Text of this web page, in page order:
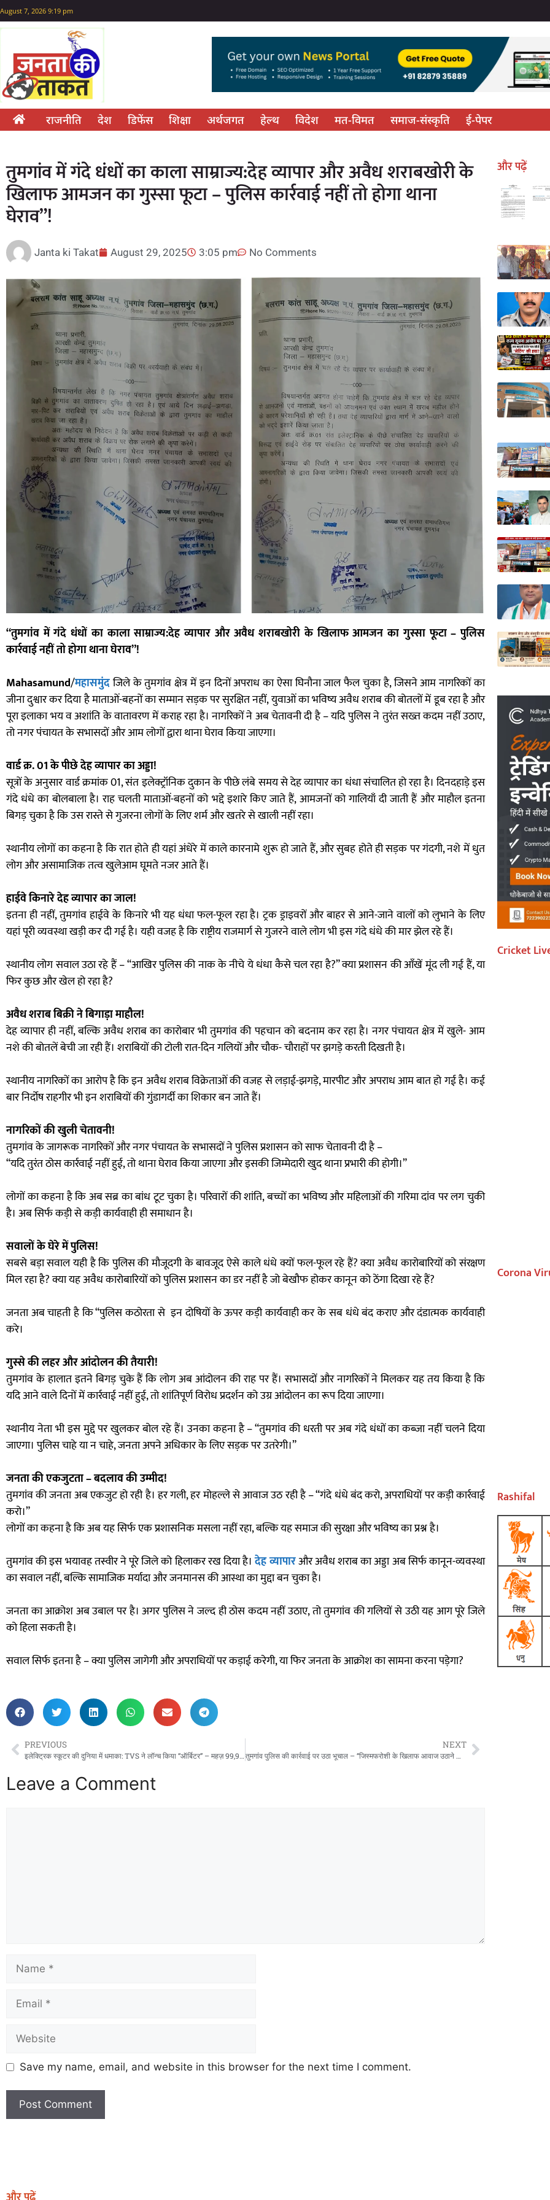
August 7, 2026 9:19 pm
राजनीति देश डिफेंस शिक्षा अर्थजगत हेल्थ विदेश मत-विमत समाज-संस्कृति ई-पेपर
तुमगांव में गंदे धंधों का काला साम्राज्य:देह व्यापार और अवैध शराबखोरी के
खिलाफ आमजन का गुस्सा फूटा – पुलिस कार्रवाई नहीं तो होगा थाना
घेराव”!
Janta ki Takat August 29, 2025 3:05 pm No Comments
“तुमगांव में गंदे धंधों का काला साम्राज्य:देह व्यापार और अवैध शराबखोरी के खिलाफ आमजन का गुस्सा फूटा – पुलिस
कार्रवाई नहीं तो होगा थाना घेराव”!
Mahasamund/महासमुंदजिले के तुमगांव क्षेत्र में इन दिनों अपराध का ऐसा घिनौना जाल फैल चुका है, जिसने आम नागरिकों का
जीना दुश्वार कर दिया है माताओं-बहनों का सम्मान सड़क पर सुरक्षित नहीं, युवाओं का भविष्य अवैध शराब की बोतलों में डूब रहा है और
पूरा इलाका भय व अशांति के वातावरण में कराह रहा है। नागरिकों ने अब चेतावनी दी है – यदि पुलिस ने तुरंत सख्त कदम नहीं उठाए,
तो नगर पंचायत के सभासदों और आम लोगों द्वारा थाना घेराव किया जाएगा।
वार्ड क्र. 01 के पीछे देह व्यापार का अड्डा!
सूत्रों के अनुसार वार्ड क्रमांक 01, संत इलेक्ट्रॉनिक दुकान के पीछे लंबे समय से देह व्यापार का धंधा संचालित हो रहा है। दिनदहाड़े इस
गंदे धंधे का बोलबाला है। राह चलती माताओं-बहनों को भद्दे इशारे किए जाते हैं, आमजनों को गालियाँ दी जाती हैं और माहौल इतना
बिगड़ चुका है कि उस रास्ते से गुजरना लोगों के लिए शर्म और खतरे से खाली नहीं रहा।
स्थानीय लोगों का कहना है कि रात होते ही यहां अंधेरे में काले कारनामे शुरू हो जाते हैं, और सुबह होते ही सड़क पर गंदगी, नशे में धुत
लोग और असामाजिक तत्व खुलेआम घूमते नजर आते हैं।
हाईवे किनारे देह व्यापार का जाल!
इतना ही नहीं, तुमगांव हाईवे के किनारे भी यह धंधा फल-फूल रहा है। ट्रक ड्राइवरों और बाहर से आने-जाने वालों को लुभाने के लिए
यहां पूरी व्यवस्था खड़ी कर दी गई है। यही वजह है कि राष्ट्रीय राजमार्ग से गुजरने वाले लोग भी इस गंदे धंधे की मार झेल रहे हैं।
स्थानीय लोग सवाल उठा रहे हैं – “आखिर पुलिस की नाक के नीचे ये धंधा कैसे चल रहा है?” क्या प्रशासन की आँखें मूंद ली गई हैं, या
फिर कुछ और खेल हो रहा है?
अवैध शराब बिक्री ने बिगाड़ा माहौल!
देह व्यापार ही नहीं, बल्कि अवैध शराब का कारोबार भी तुमगांव की पहचान को बदनाम कर रहा है। नगर पंचायत क्षेत्र में खुले- आम
नशे की बोतलें बेची जा रही हैं। शराबियों की टोली रात-दिन गलियों और चौक- चौराहों पर झगड़े करती दिखती है।
स्थानीय नागरिकों का आरोप है कि इन अवैध शराब विक्रेताओं की वजह से लड़ाई-झगड़े, मारपीट और अपराध आम बात हो गई है। कई
बार निर्दोष राहगीर भी इन शराबियों की गुंडागर्दी का शिकार बन जाते हैं।
नागरिकों की खुली चेतावनी!
तुमगांव के जागरूक नागरिकों और नगर पंचायत के सभासदों ने पुलिस प्रशासन को साफ चेतावनी दी है –
“यदि तुरंत ठोस कार्रवाई नहीं हुई, तो थाना घेराव किया जाएगा और इसकी जिम्मेदारी खुद थाना प्रभारी की होगी।”
लोगों का कहना है कि अब सब्र का बांध टूट चुका है। परिवारों की शांति, बच्चों का भविष्य और महिलाओं की गरिमा दांव पर लग चुकी
है। अब सिर्फ कड़ी से कड़ी कार्यवाही ही समाधान है।
सवालों के घेरे में पुलिस!
सबसे बड़ा सवाल यही है कि पुलिस की मौजूदगी के बावजूद ऐसे काले धंधे क्यों फल-फूल रहे हैं? क्या अवैध कारोबारियों को संरक्षण
मिल रहा है? क्या यह अवैध कारोबारियों को पुलिस प्रशासन का डर नहीं है जो बेखौफ होकर कानून को ठेंगा दिखा रहे हैं?
जनता अब चाहती है कि “पुलिस कठोरता से इन दोषियों के ऊपर कड़ी कार्यवाही कर के सब धंधे बंद कराए और दंडात्मक कार्यवाही
करे।
गुस्से की लहर और आंदोलन की तैयारी!
तुमगांव के हालात इतने बिगड़ चुके हैं कि लोग अब आंदोलन की राह पर हैं। सभासदों और नागरिकों ने मिलकर यह तय किया है कि
यदि आने वाले दिनों में कार्रवाई नहीं हुई, तो शांतिपूर्ण विरोध प्रदर्शन को उग्र आंदोलन का रूप दिया जाएगा।
स्थानीय नेता भी इस मुद्दे पर खुलकर बोल रहे हैं। उनका कहना है – “तुमगांव की धरती पर अब गंदे धंधों का कब्जा नहीं चलने दिया
जाएगा। पुलिस चाहे या न चाहे, जनता अपने अधिकार के लिए सड़क पर उतरेगी।”
जनता की एकजुटता – बदलाव की उम्मीद!
तुमगांव की जनता अब एकजुट हो रही है। हर गली, हर मोहल्ले से आवाज उठ रही है – “गंदे धंधे बंद करो, अपराधियों पर कड़ी कार्रवाई
करो।”
लोगों का कहना है कि अब यह सिर्फ एक प्रशासनिक मसला नहीं रहा, बल्कि यह समाज की सुरक्षा और भविष्य का प्रश्न है।
तुमगांव की इस भयावह तस्वीर ने पूरे जिले को हिलाकर रख दिया है।देहव्यापारऔर अवैध शराब का अड्डा अब सिर्फ कानून-व्यवस्था
का सवाल नहीं, बल्कि सामाजिक मर्यादा और जनमानस की आस्था का मुद्दा बन चुका है।
जनता का आक्रोश अब उबाल पर है। अगर पुलिस ने जल्द ही ठोस कदम नहीं उठाए, तो तुमगांव की गलियों से उठी यह आग पूरे जिले
को हिला सकती है।
सवाल सिर्फ इतना है – क्या पुलिस जागेगी और अपराधियों पर कड़ाई करेगी, या फिर जनता के आक्रोश का सामना करना पड़ेगा?
PREVIOUS
इलेक्ट्रिक स्कूटर की दुनिया में धमाका: TVS ने लॉन्च किया “ऑर्बिटर” – महज़ 99,900 रुपये में 158 किमी की रेंज, फीचर्स देख उड़ जाएंगे होश!
NEXT
तुमगांव पुलिस की कार्रवाई पर उठा भूचाल – “जिस्मफरोशी के खिलाफ आवाज उठाने वाले को ही सलाखों के पीछे धकेल दिया गया”
Leave a Comment
Save my name, email, and website in this browser for the next time I comment.
और पढ़ें
Cricket
Corona
Rashifal